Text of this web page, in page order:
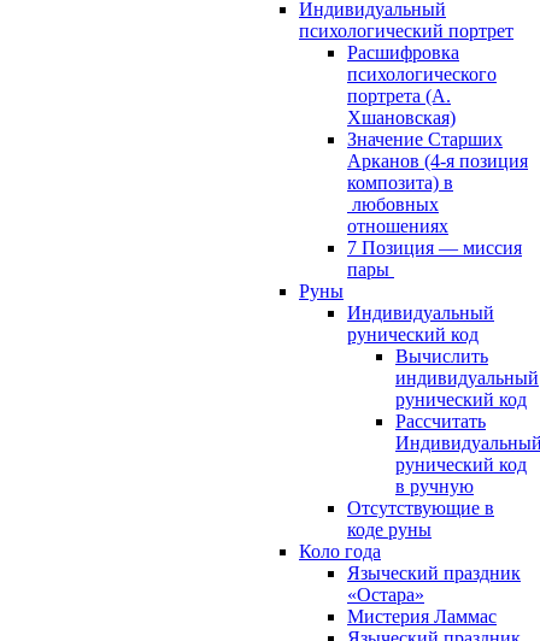
Индивидуальный
психологический портрет
Расшифровка
психологического
портрета (А.
Хшановская)
Значение Старших
Арканов (4-я позиция
композита) в
любовных
отношениях
7 Позиция — миссия
пары
Руны
Индивидуальный
рунический код
Вычислить
индивидуальный
рунический код
Рассчитать
рунический код
в ручную
Отсутствующие в
коде руны
Коло года
Языческий праздник
«Остара»
Мистерия Ламмас